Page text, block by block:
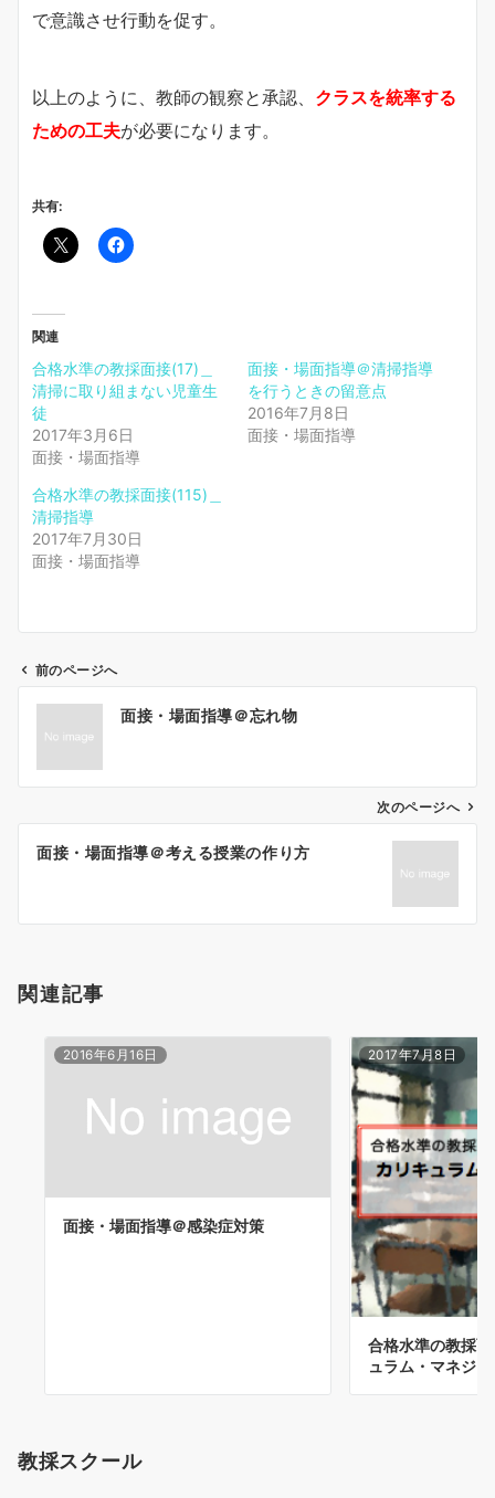
で意識させ行動を促す。
以上のように、教師の観察と承認、 クラスを統率する
ための工夫が必要になります。
共有:
関連
合格水準の教採面接(17)＿
清掃に取り組まない児童生
徒
2017年3月6日
面接・場面指導
面接・場面指導＠清掃指導
を行うときの留意点
2016年7月8日
面接・場面指導
合格水準の教採面接(115)＿
清掃指導
2017年7月30日
面接・場面指導
ン
前のページへ
面接・場面指導＠忘れ物
次のページへ
面接・場面指導＠考える授業の作り方
関連記事
2016年6月16日
面接・場面指導＠感染症対策
2017年7月8日
合格水準の教採
ュラム・マネジ
教採スクール